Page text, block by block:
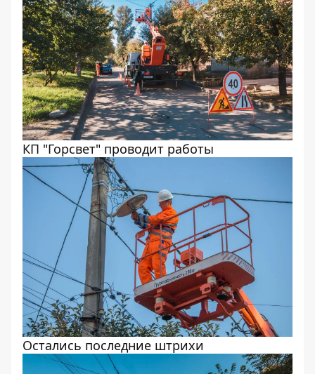
КП "Горсвет" проводит работы
Остались последние штрихи